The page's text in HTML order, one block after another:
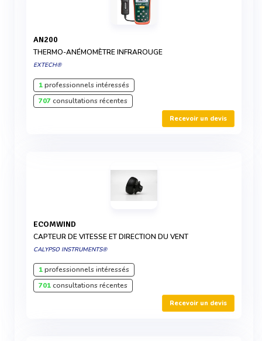
AN200
THERMO-ANÉMOMÈTRE INFRAROUGE
EXTECH®
1professionnels intéressés
707consultations récentes
Recevoir un devis
ECOMWIND
CAPTEUR DE VITESSE ET DIRECTION DU VENT
CALYPSO INSTRUMENTS®
1professionnels intéressés
701consultations récentes
Recevoir un devis